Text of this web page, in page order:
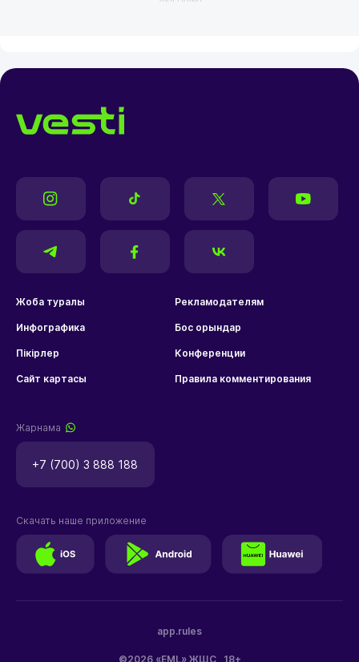
Жоба туралы Рекламодателям
Инфографика Бос орындар
Пікірлер Конференции
Сайт картасы Правила комментирования
Жарнама
+7 (700) 3 888 188
©2026 «EML» ЖШС 18+
app.rules
Скачать наше приложение